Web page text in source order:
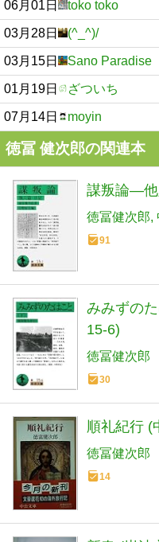
06月01日 toko toko
03月28日 (^_^)/
03月15日 Sano Paradise
01月19日 ざついち
07月14日 moyin
徳冨 健次郎の関連本
謀叛論―他
徳冨健次郎
91
みみずの
15-6)
徳冨健次郎
30
順礼紀行 (
徳冨健次郎
14